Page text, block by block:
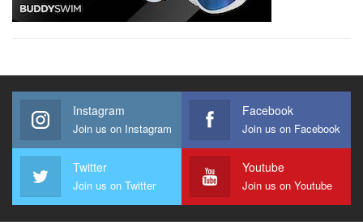
Instagram
Join us on Instagram
Facebook
Join us on Facebook
Twitter
Join us on Twitter
Youtube
Join us on Youtube